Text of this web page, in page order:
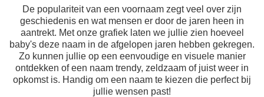
De populariteit van een voornaam zegt veel over zijn
geschiedenis en wat mensen er door de jaren heen in
aantrekt. Met onze grafiek laten we jullie zien hoeveel
baby's deze naam in de afgelopen jaren hebben gekregen.
Zo kunnen jullie op een eenvoudige en visuele manier
ontdekken of een naam trendy, zeldzaam of juist weer in
opkomst is. Handig om een naam te kiezen die perfect bij
jullie wensen past!
2010
15
2011
19
2012
20
2013
20
2014
33
2015
29
2016
24